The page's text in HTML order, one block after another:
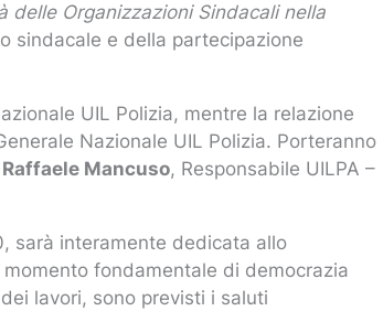
delle Organizzazioni Sindacali nella
sindacale e della partecipazione
UIL Polizia, mentre la relazione
Nazionale UIL Polizia. Porteranno
Raffaele Mancuso, Responsabile UILPA –
sarà interamente dedicata allo
momento fondamentale di democrazia
lavori, sono previsti i saluti